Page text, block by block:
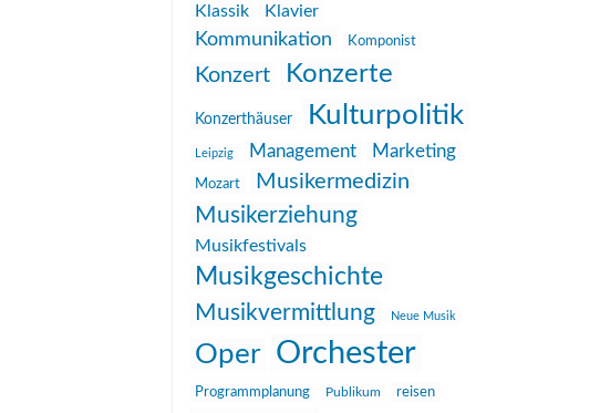
Klassik Klavier
Kommunikation Komponist
Konzert Konzerte
Konzerthäuser Kulturpolitik
Leipzig Management Marketing
Mozart Musikermedizin
Musikerziehung
Musikfestivals
Musikgeschichte
Musikvermittlung Neue Musik
Oper Orchester
Programmplanung Publikum reisen